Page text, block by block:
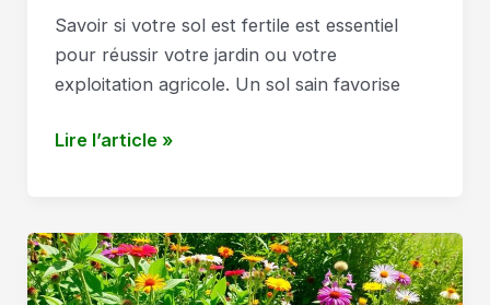
Savoir si votre sol est fertile est essentiel
pour réussir votre jardin ou votre
exploitation agricole. Un sol sain favorise
Comment
mon
sol
est
Lire l’article »